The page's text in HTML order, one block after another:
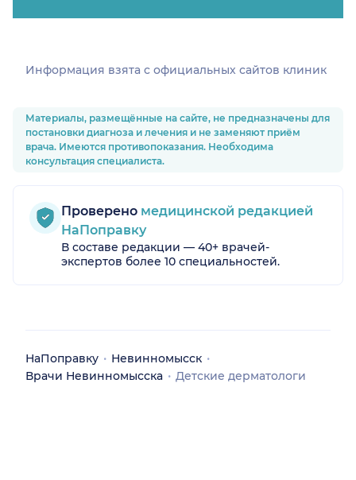
Информация взята c официальных сайтов клиник
Материалы, размещённые на сайте, не предназначены для
постановки диагноза и лечения и не заменяют приём
врача. Имеются противопоказания. Необходима
консультация специалиста.
Проверено медицинской редакцией
НаПоправку
В составе редакции — 40+ врачей-
экспертов более 10 специальностей.
НаПоправку
Невинномысск
Врачи Невинномысска
Детские дерматологи